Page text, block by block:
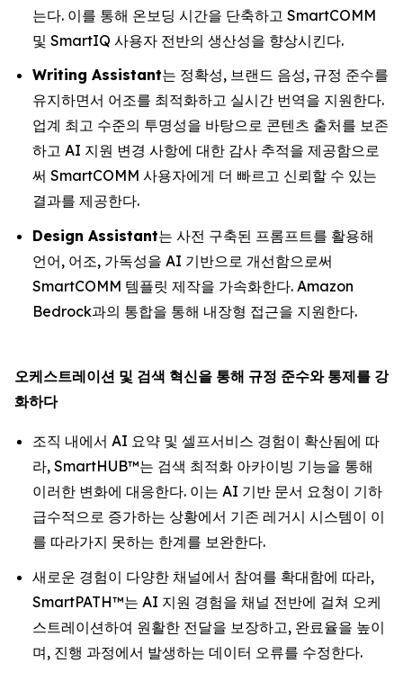
는다. 이를 통해 온보딩 시간을 단축하고 SmartCOMM
및 SmartIQ 사용자 전반의 생산성을 향상시킨다.
Writing Assistant는 정확성, 브랜드 음성, 규정 준수를
유지하면서 어조를 최적화하고 실시간 번역을 지원한다.
업계 최고 수준의 투명성을 바탕으로 콘텐츠 출처를 보존
하고 AI 지원 변경 사항에 대한 감사 추적을 제공함으로
써 SmartCOMM 사용자에게 더 빠르고 신뢰할 수 있는
결과를 제공한다.
Design Assistant는 사전 구축된 프롬프트를 활용해
언어, 어조, 가독성을 AI 기반으로 개선함으로써
SmartCOMM 템플릿 제작을 가속화한다. Amazon
Bedrock과의 통합을 통해 내장형 접근을 지원한다.
오케스트레이션 및 검색 혁신을 통해 규정 준수와 통제를 강
화하다
조직 내에서 AI 요약 및 셀프서비스 경험이 확산됨에 따
라, SmartHUB™는 검색 최적화 아카이빙 기능을 통해
이러한 변화에 대응한다. 이는 AI 기반 문서 요청이 기하
급수적으로 증가하는 상황에서 기존 레거시 시스템이 이
를 따라가지 못하는 한계를 보완한다.
새로운 경험이 다양한 채널에서 참여를 확대함에 따라,
SmartPATH™는 AI 지원 경험을 채널 전반에 걸쳐 오케
스트레이션하여 원활한 전달을 보장하고, 완료율을 높이
며, 진행 과정에서 발생하는 데이터 오류를 수정한다.